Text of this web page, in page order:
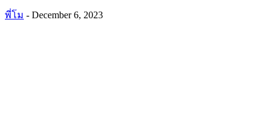
พี่โม - December 6, 2023